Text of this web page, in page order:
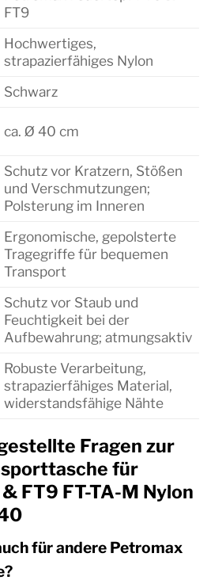
FT9
Hochwertiges,
strapazierfähiges Nylon
Schwarz
ca. Ø 40 cm
Schutz vor Kratzern, Stößen
und Verschmutzungen;
Polsterung im Inneren
Ergonomische, gepolsterte
Tragegriffe für bequemen
Transport
Schutz vor Staub und
Feuchtigkeit bei der
Aufbewahrung; atmungsaktiv
Robuste Verarbeitung,
strapazierfähiges Material,
widerstandsfähige Nähte
Fragen zur
für
FT9 FT-TA-M Nylon
für andere Petromax